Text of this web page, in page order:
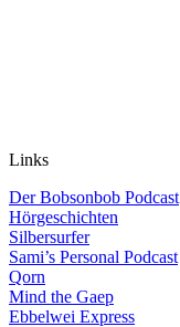
Links
Der Bobsonbob Podcast
Hörgeschichten
Silbersurfer
Sami’s Personal Podcast
Qorn
Mind the Gaep
Ebbelwei Express